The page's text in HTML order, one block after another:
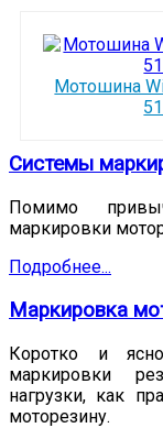
Мотошина
Системы
Помимо
маркировки
Подробнее...
Маркировка
Коротко и
маркировки
нагрузки, как
моторезину.